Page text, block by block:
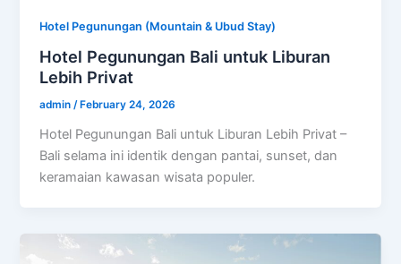
Hotel Pegunungan (Mountain & Ubud Stay)
Hotel Pegunungan Bali untuk Liburan
Lebih Privat
admin/ February 24, 2026
Hotel Pegunungan Bali untuk Liburan Lebih Privat –
Bali selama ini identik dengan pantai, sunset, dan
keramaian kawasan wisata populer.